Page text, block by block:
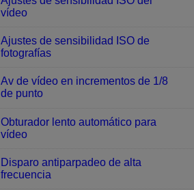
vídeo
Ajustes de sensibilidad ISO de
fotografías
Av de vídeo en incrementos de 1/8
de punto
Obturador lento automático para
vídeo
Disparo antiparpadeo de alta
frecuencia